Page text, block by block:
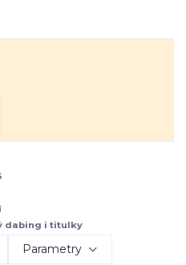
dabing i titulky
Parametry